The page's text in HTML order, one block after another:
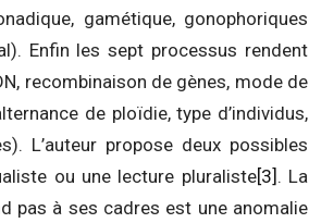
gamétique, gonophoriques
Enfin les sept processus rendent
recombinaison de gènes, mode de
de ploïdie, type d’individus,
L’auteur propose deux possibles
ou une lecture pluraliste[3] . La
pas à ses cadres est une anomalie